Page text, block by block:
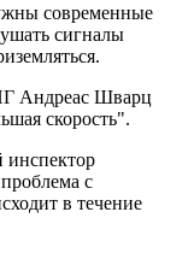
современные
сигналы
Андреас Шварц
скорость".
инспектор
с
в течение